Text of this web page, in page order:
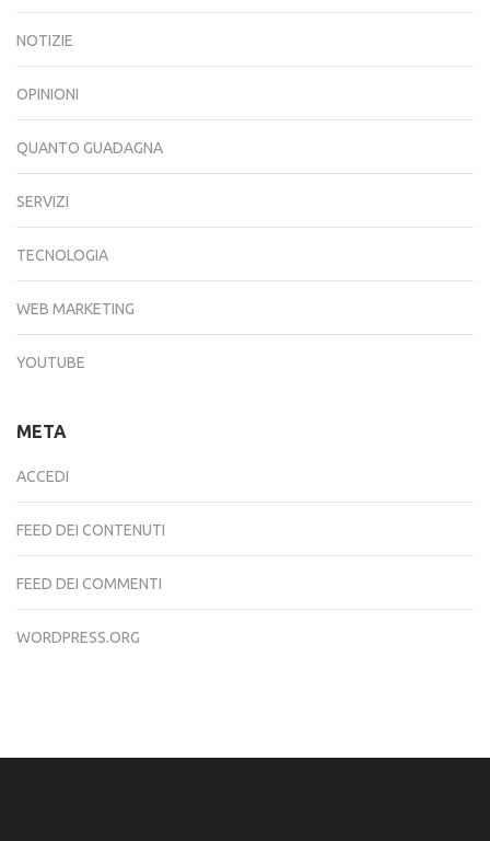
NOTIZIE
OPINIONI
QUANTO GUADAGNA
SERVIZI
TECNOLOGIA
WEB MARKETING
YOUTUBE
META
ACCEDI
FEED DEI CONTENUTI
FEED DEI COMMENTI
WORDPRESS.ORG